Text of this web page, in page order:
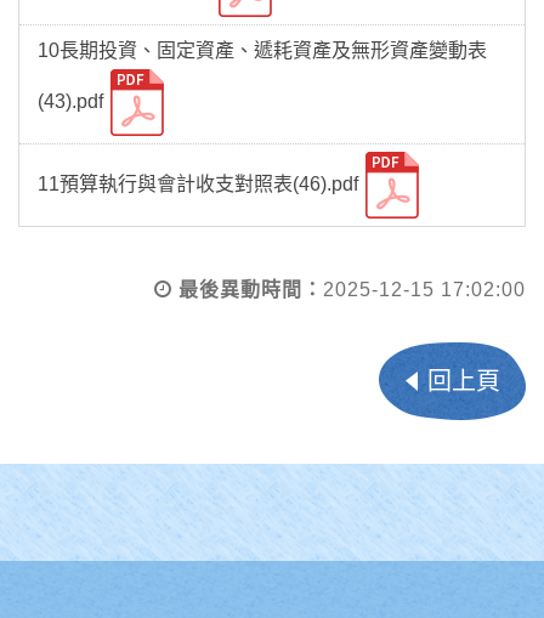
10長期投資、固定資產、遞耗資產及無形資產變動表
(43).pdf
11預算執行與會計收支對照表(46).pdf
最後異動時間： 2025-12-15 17:02:00
回上頁